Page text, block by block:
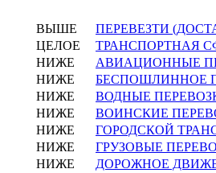
ВЫШЕ
ПЕРЕВЕЗТИ
ЦЕЛОЕ
ТРАНСПОРТНАЯ
НИЖЕ
АВИАЦИОННЫЕ
НИЖЕ
БЕСПОШЛИННОЕ
НИЖЕ
ВОДНЫЕ
НИЖЕ
ВОИНСКИЕ
НИЖЕ
ГОРОДСКОЙ
НИЖЕ
ГРУЗОВЫЕ
НИЖЕ
ДОРОЖНОЕ